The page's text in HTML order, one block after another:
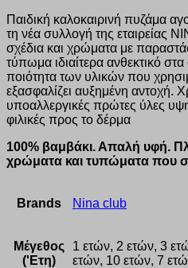
Παιδική καλοκαιρινή πυζάμα
τη νέα συλλογή της εταιρείας
σχέδια και χρώματα με
τύπωμα ιδιαίτερα ανθεκτικό
ποιότητα των υλικών που
εξασφαλίζει αυξημένη αντοχή.
υποαλλεργικές πρώτες ύλες
φιλικές προς το δέρμα
100% βαμβάκι. Απαλή υφή.
χρώματα και τυπώματα που
Brands Nina club
Μέγεθος
('Ετη)
1 ετών, 2 ετών, 3
ετών, 10 ετών, 7